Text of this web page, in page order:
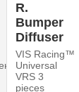
R.
Bumper
Diffuser
VIS Racing™
Universal
VRS 3
pieces